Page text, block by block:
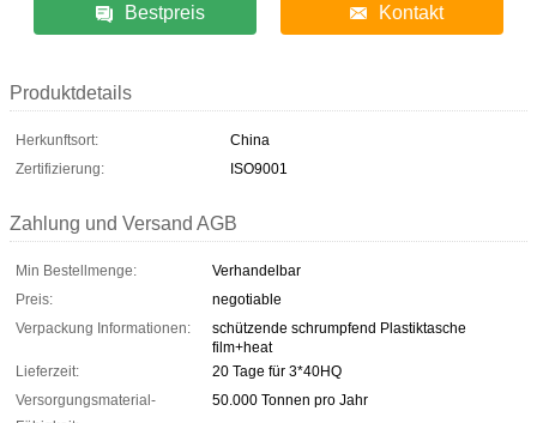
Bestpreis Kontakt
Produktdetails
Herkunftsort:
China
Zertifizierung:
ISO9001
Zahlung und Versand AGB
Min Bestellmenge:
Verhandelbar
Preis:
negotiable
Verpackung Informationen:
schützende schrumpfend Plastiktasche
film+heat
Lieferzeit:
20 Tage für 3*40HQ
Versorgungsmaterial-
50.000 Tonnen pro Jahr